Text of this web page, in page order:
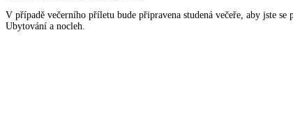
V případě večerního příletu bude připravena studená večeře, aby jste se
Ubytování a nocleh.